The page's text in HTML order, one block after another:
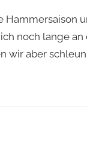
Hammersaison
noch lange
wir aber